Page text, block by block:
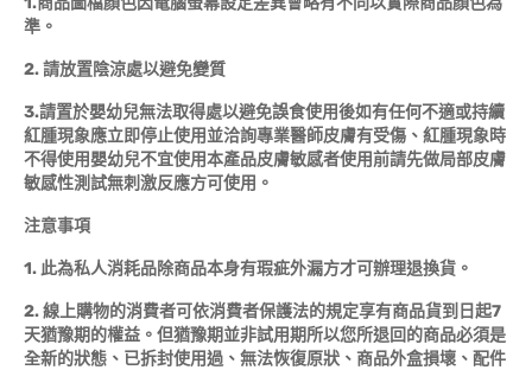
準。
2. 請放置陰涼處以避免變質
3.請置於嬰幼兒無法取得處以避免誤食使用後如有任何不適或持續
紅腫現象應立即停止使用並洽詢專業醫師皮膚有受傷、紅腫現象時
不得使用嬰幼兒不宜使用本產品皮膚敏感者使用前請先做局部皮膚
敏感性測試無刺激反應方可使用。
注意事項
1. 此為私人消耗品除商品本身有瑕疵外漏方才可辦理退換貨。
2. 線上購物的消費者可依消費者保護法的規定享有商品貨到日起7
天猶豫期的權益。但猶豫期並非試用期所以您所退回的商品必須是
全新的狀態、已拆封使用過、無法恢復原狀、商品外盒損壞、配件